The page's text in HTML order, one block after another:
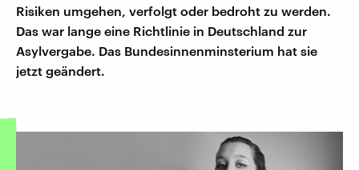
Risiken umgehen, verfolgt oder bedroht zu werden.
Das war lange eine Richtlinie in Deutschland zur
Asylvergabe. Das Bundesinnenminsterium hat sie
jetzt geändert.